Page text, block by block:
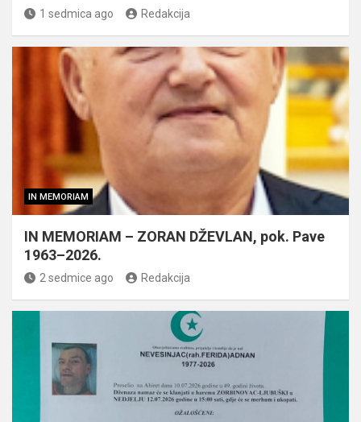
1 sedmica ago Redakcija
IN MEMORIAM
IN MEMORIAM – ZORAN DŽEVLAN, pok. Pave
1963–2026.
2 sedmice ago Redakcija